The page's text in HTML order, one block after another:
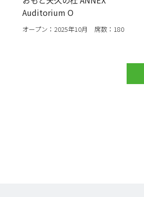
Auditorium O
オープン：2025年10月 席数：180